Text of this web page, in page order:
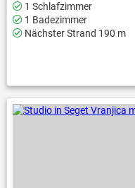
1 Schlafzimmer
1 Badezimmer
Nächster Strand 190 m